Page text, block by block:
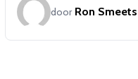
door Ron Smeets